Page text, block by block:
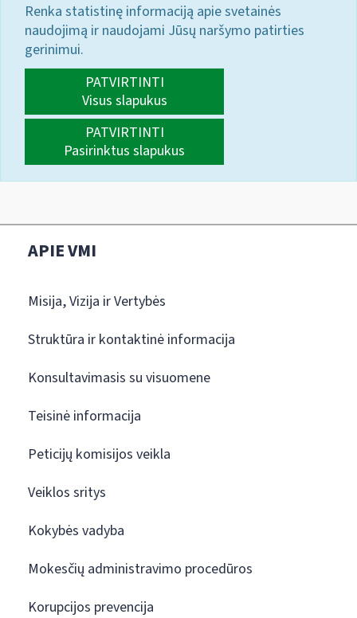
Renka statistinę informaciją apie svetainės
naudojimą ir naudojami Jūsų naršymo patirties
gerinimui.
PATVIRTINTI
Visus slapukus
PATVIRTINTI
Pasirinktus slapukus
APIE VMI
Misija, Vizija ir Vertybės
Struktūra ir kontaktinė informacija
Konsultavimasis su visuomene
Teisinė informacija
Peticijų komisijos veikla
Veiklos sritys
Kokybės vadyba
Mokesčių administravimo procedūros
Korupcijos prevencija